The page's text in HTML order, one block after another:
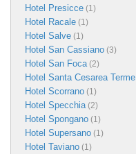
Hotel Presicce (1)
Hotel Racale (1)
Hotel Salve (1)
Hotel San Cassiano (3)
Hotel San Foca(2)
Hotel Santa Cesarea Terme
Hotel Scorrano (1)
Hotel Specchia(2)
Hotel Spongano (1)
Hotel Supersano (1)
Hotel Taviano (1)